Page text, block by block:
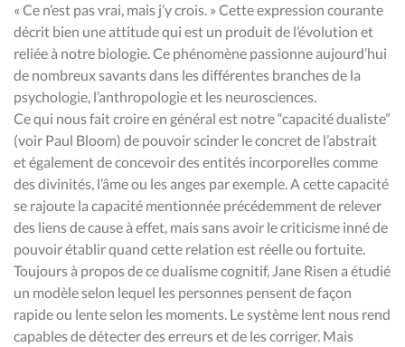
« Ce n’est pas vrai, mais j’y crois. » Cette expression courante
décrit bien une attitude qui est un produit de l’évolution et
reliée à notre biologie. Ce phénomène passionne aujourd’hui
de nombreux savants dans les différentes branches de la
psychologie, l’anthropologie et les neurosciences.
Ce qui nous fait croire en général est notre “capacité dualiste”
(voir Paul Bloom) de pouvoir scinder le concret de l’abstrait
et également de concevoir des entités incorporelles comme
des divinités, l’âme ou les anges par exemple. A cette capacité
se rajoute la capacité mentionnée précédemment de relever
des liens de cause à effet, mais sans avoir le criticisme inné de
pouvoir établir quand cette relation est réelle ou fortuite.
Toujours à propos de ce dualisme cognitif, Jane Risen a étudié
un modèle selon lequel les personnes pensent de façon
rapide ou lente selon les moments. Le système lent nous rend
capables de détecter des erreurs et de les corriger. Mais